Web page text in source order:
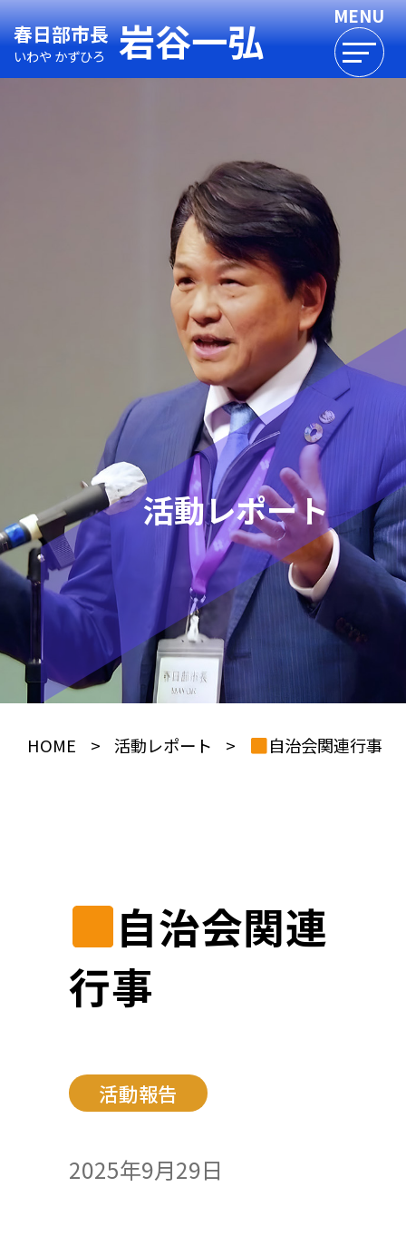
春日部市長
いわや かずひろ 岩谷一弘
活動レポート
HOME > 活動レポート > 自治会関連行事
自治会関連
行事
活動報告
2025年9月29日